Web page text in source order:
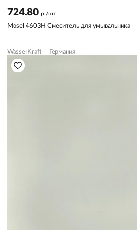
724.80 р./шт
Mosel 4603H Смеситель для умывальника
WasserKraft Германия